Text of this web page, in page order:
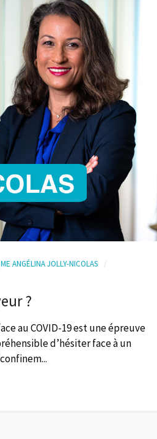
ME ANGÉLINA JOLLY-NICOLAS
?
au COVID-19 est une épreuve
d’hésiter face à un